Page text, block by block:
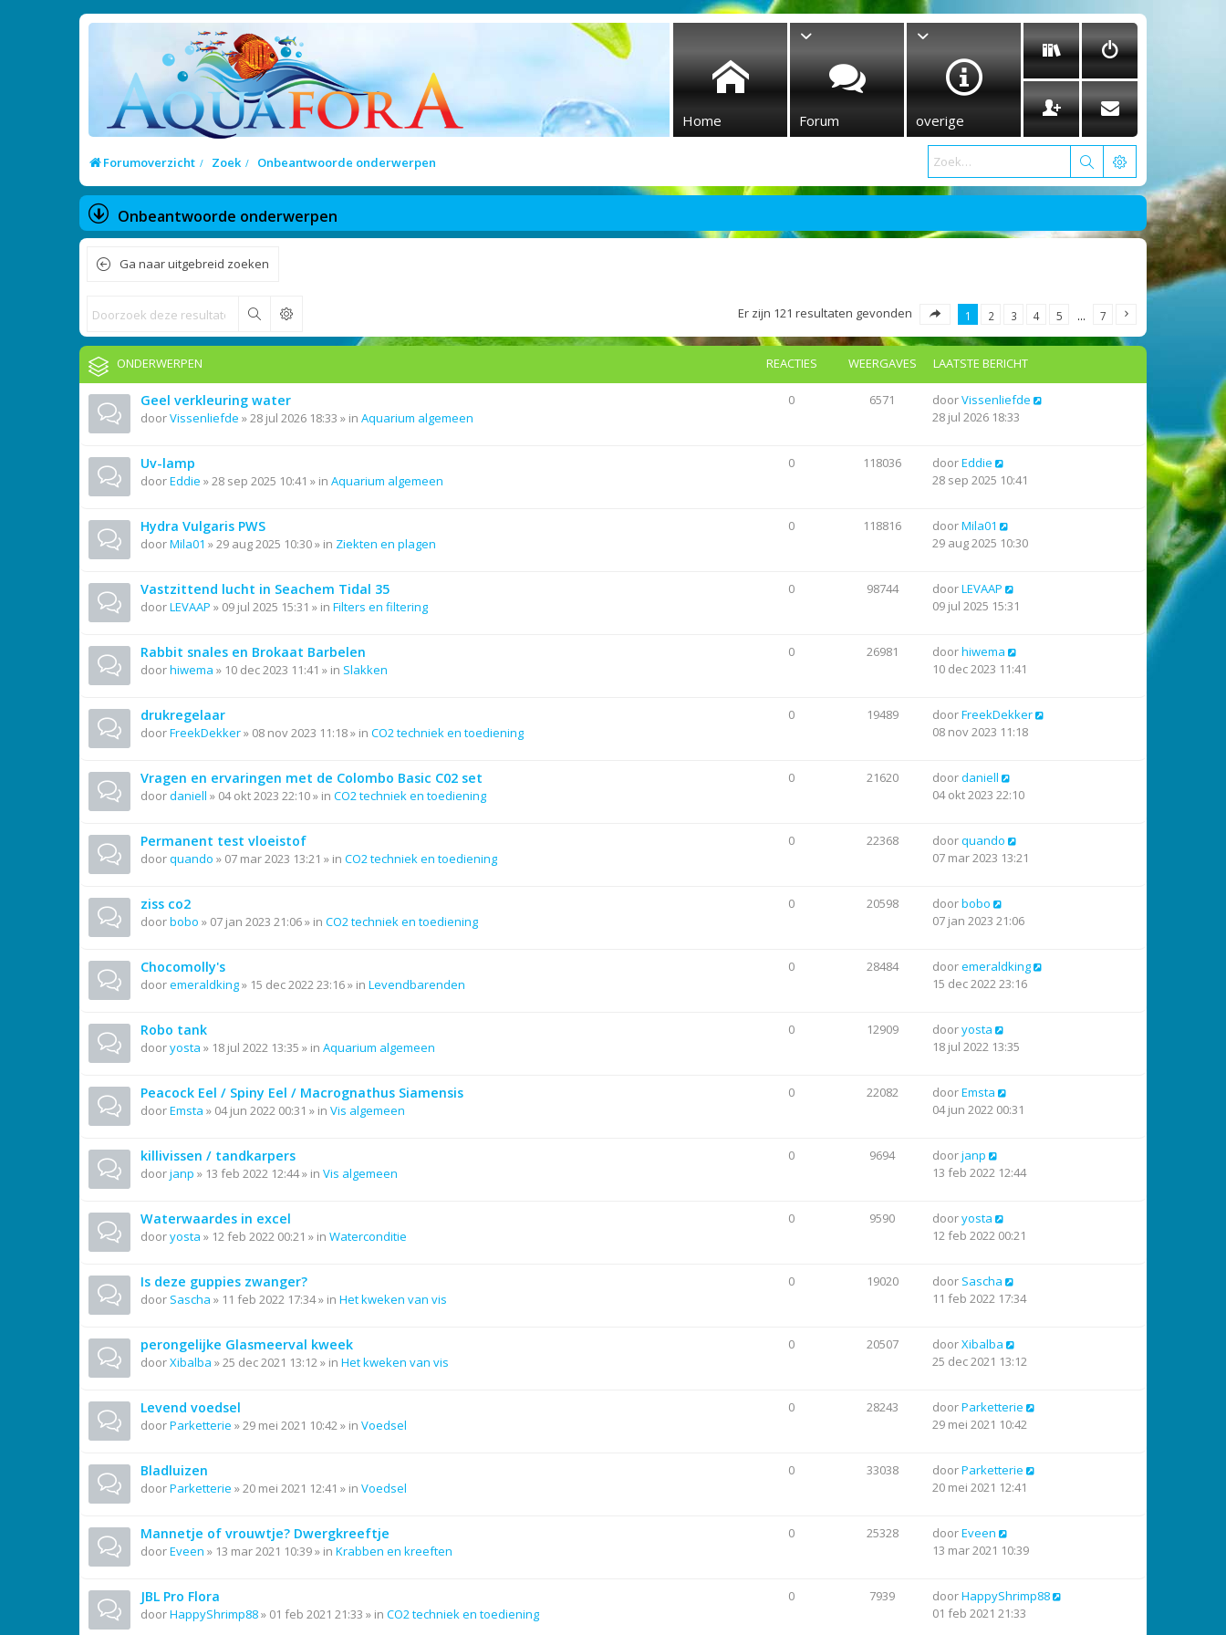
Home Forum overige
Forumoverzicht Zoek Onbeantwoorde onderwerpen
Onbeantwoorde onderwerpen
Ga naar uitgebreid zoeken
Zoek Er zijn 121 resultaten gevonden 1 2 3 4 5 … 7
ONDERWERPEN REACTIES WEERGAVES LAATSTE BERICHT
Geel verkleuring water
doorVissenliefde »28 jul 2026 18:33 » in Aquarium algemeen
0 6571 doorVissenliefde
28 jul 2026 18:33
Uv-lamp
doorEddie »28 sep 2025 10:41 » in Aquarium algemeen
0 118036 doorEddie
28 sep 2025 10:41
Hydra Vulgaris PWS
doorMila01 »29 aug 2025 10:30» in Ziekten en plagen
0 118816 doorMila01
29 aug 2025 10:30
Vastzittend lucht in Seachem Tidal 35
doorLEVAAP » 09 jul 2025 15:31 » in Filters en filtering
0 98744 doorLEVAAP
09 jul 2025 15:31
Rabbit snales en Brokaat Barbelen
doorhiwema » 10 dec 2023 11:41 » in Slakken
0 26981 doorhiwema
10 dec 2023 11:41
drukregelaar
doorFreekDekker» 08 nov 2023 11:18» in CO2 techniek en toediening
0 19489 doorFreekDekker
08 nov 2023 11:18
Vragen en ervaringen met de Colombo Basic C02 set
doordaniell » 04 okt 2023 22:10» in CO2 techniek en toediening
0 21620 doordaniell
04 okt 2023 22:10
Permanent test vloeistof
doorquando » 07 mar 2023 13:21 » in CO2 techniek en toediening
0 22368 doorquando
07 mar 2023 13:21
ziss co2
doorbobo » 07 jan 2023 21:06» in CO2 techniek en toediening
0 20598 doorbobo
07 jan 2023 21:06
Chocomolly's
dooremeraldking» 15 dec 2022 23:16» in Levendbarenden
0 28484 dooremeraldking
15 dec 2022 23:16
Robo tank
dooryosta » 18 jul 2022 13:35 » in Aquarium algemeen
0 12909 dooryosta
18 jul 2022 13:35
Peacock Eel / Spiny Eel / Macrognathus Siamensis
doorEmsta » 04 jun 2022 00:31 » in Vis algemeen
0 22082 doorEmsta
04 jun 2022 00:31
killivissen / tandkarpers
doorjanp » 13 feb 2022 12:44» in Vis algemeen
0 9694 doorjanp
13 feb 2022 12:44
Waterwaardes in excel
dooryosta » 12 feb 2022 00:21 » in Waterconditie
0 9590 dooryosta
12 feb 2022 00:21
Is deze guppies zwanger?
door Sascha » 11 feb 2022 17:34» in Het kweken van vis
0 19020 door Sascha
11 feb 2022 17:34
perongelijke Glasmeerval kweek
doorXibalba »25 dec 2021 13:12» in Het kweken van vis
0 20507 doorXibalba
25 dec 2021 13:12
Levend voedsel
doorParketterie »29 mei 2021 10:42» in Voedsel
0 28243 doorParketterie
29 mei 2021 10:42
Bladluizen
doorParketterie »20 mei 2021 12:41 » in Voedsel
0 33038 doorParketterie
20 mei 2021 12:41
Mannetje of vrouwtje? Dwergkreeftje
doorEveen » 13 mar 2021 10:39» in Krabben en kreeften
0 25328 doorEveen
13 mar 2021 10:39
JBL Pro Flora
doorHappyShrimp88» 01 feb 2021 21:33 » in CO2 techniek en toediening
0 7939 doorHappyShrimp88
01 feb 2021 21:33